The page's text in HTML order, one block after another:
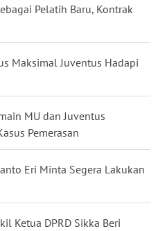
Pelatih Baru, Kontrak
Maksimal Juventus Hadapi
MU dan Juventus
Pemerasan
Eri Minta Segera Lakukan
Ketua DPRD Sikka Beri